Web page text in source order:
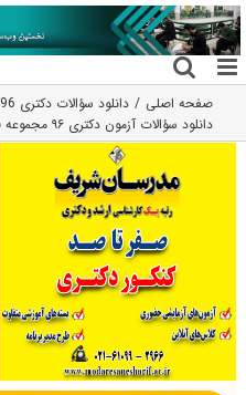
رفتن
به
محتوا
صفحه اصلی دانلود سؤالات دکتری 96
دانلود سؤالات آزمون دکتری ۹۶ مجموعه فلسفه تعلیم و تربیت کد ۲۱۴۱